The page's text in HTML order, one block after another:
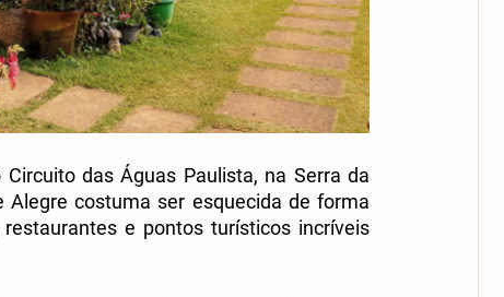
das Águas Paulista, na Serra da
costuma ser esquecida de forma
e pontos turísticos incríveis